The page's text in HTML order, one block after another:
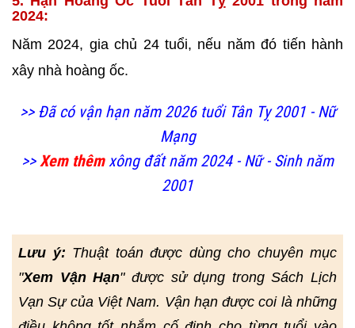
2024:
Năm 2024, gia chủ 24 tuổi, nếu năm đó tiến hành
xây nhà hoàng ốc.
>> Đã có vận hạn năm 2026 tuổi Tân Tỵ 2001 - Nữ
Mạng
>>Xem thêmxông đất năm 2024 - Nữ - Sinh năm
2001
Lưu ý: Thuật toán được dùng cho chuyên mục
"Xem Vận Hạn" được sử dụng trong Sách Lịch
Vạn Sự của Việt Nam. Vận hạn được coi là những